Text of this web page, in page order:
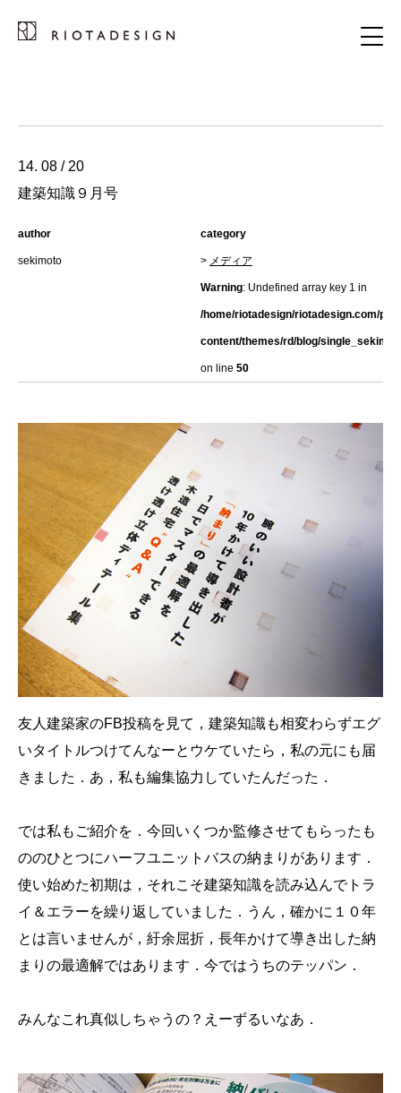
14. 08 / 20
建築知識９月号
author
sekimoto
category
> メディア
Warning: Undefined array key 1 in
/home/riotadesign/riotadesign.com/
content/themes/rd/blog/
on line 50
友人建築家のFB投稿を見て，建築知識も相変わらずエグ
いタイトルつけてんなーとウケていたら，私の元にも届
きました．あ，私も編集協力していたんだった．
では私もご紹介を．今回いくつか監修させてもらったも
ののひとつにハーフユニットバスの納まりがあります．
使い始めた初期は，それこそ建築知識を読み込んでトラ
イ＆エラーを繰り返していました．うん，確かに１０年
とは言いませんが，紆余屈折，長年かけて導き出した納
まりの最適解ではあります．今ではうちのテッパン．
みんなこれ真似しちゃうの？えーずるいなあ．